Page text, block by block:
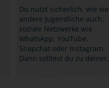
Du nutzt sicherlich, wie
andere Jugendliche auch,
soziale Netzwerke wie
WhatsApp, YouTube,
Snapchat oder Instagram.
Dann solltest du zu